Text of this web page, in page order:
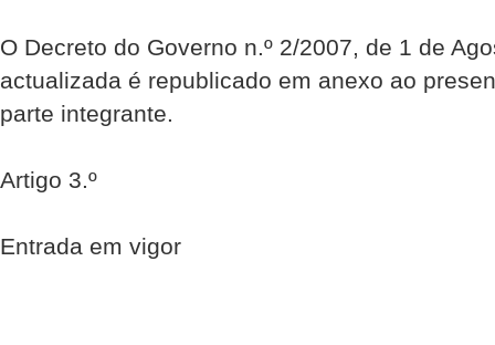
O Decreto do Governo n.º 2/2007, de 1 de
actualizada é republicado em anexo ao
parte integrante.
Artigo 3.º
Entrada em vigor